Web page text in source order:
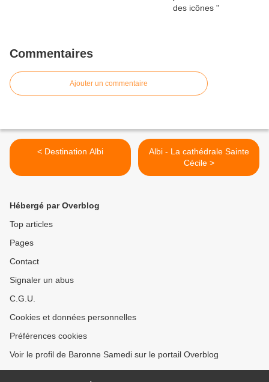
Commentaires
Ajouter un commentaire
< Destination Albi
Albi - La cathédrale Sainte
Cécile >
Hébergé par Overblog
Top articles
Pages
Contact
Signaler un abus
C.G.U.
Cookies et données personnelles
Préférences cookies
Voir le profil de Baronne Samedi sur le portail Overblog